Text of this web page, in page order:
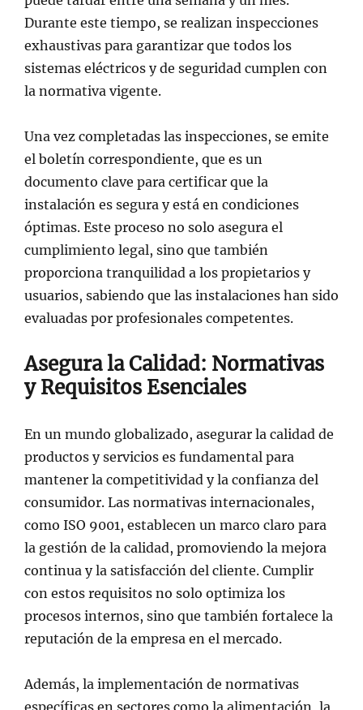
Durante este tiempo, se realizan inspecciones
exhaustivas para garantizar que todos los
sistemas eléctricos y de seguridad cumplen con
la normativa vigente.
Una vez completadas las inspecciones, se emite
el boletín correspondiente, que es un
documento clave para certificar que la
instalación es segura y está en condiciones
óptimas. Este proceso no solo asegura el
cumplimiento legal, sino que también
proporciona tranquilidad a los propietarios y
usuarios, sabiendo que las instalaciones han sido
evaluadas por profesionales competentes.
Asegura la Calidad: Normativas
y Requisitos Esenciales
En un mundo globalizado, asegurar la calidad de
productos y servicios es fundamental para
mantener la competitividad y la confianza del
consumidor. Las normativas internacionales,
como ISO 9001, establecen un marco claro para
la gestión de la calidad, promoviendo la mejora
continua y la satisfacción del cliente. Cumplir
con estos requisitos no solo optimiza los
procesos internos, sino que también fortalece la
reputación de la empresa en el mercado.
Además, la implementación de normativas
específicas en sectores como la alimentación, la